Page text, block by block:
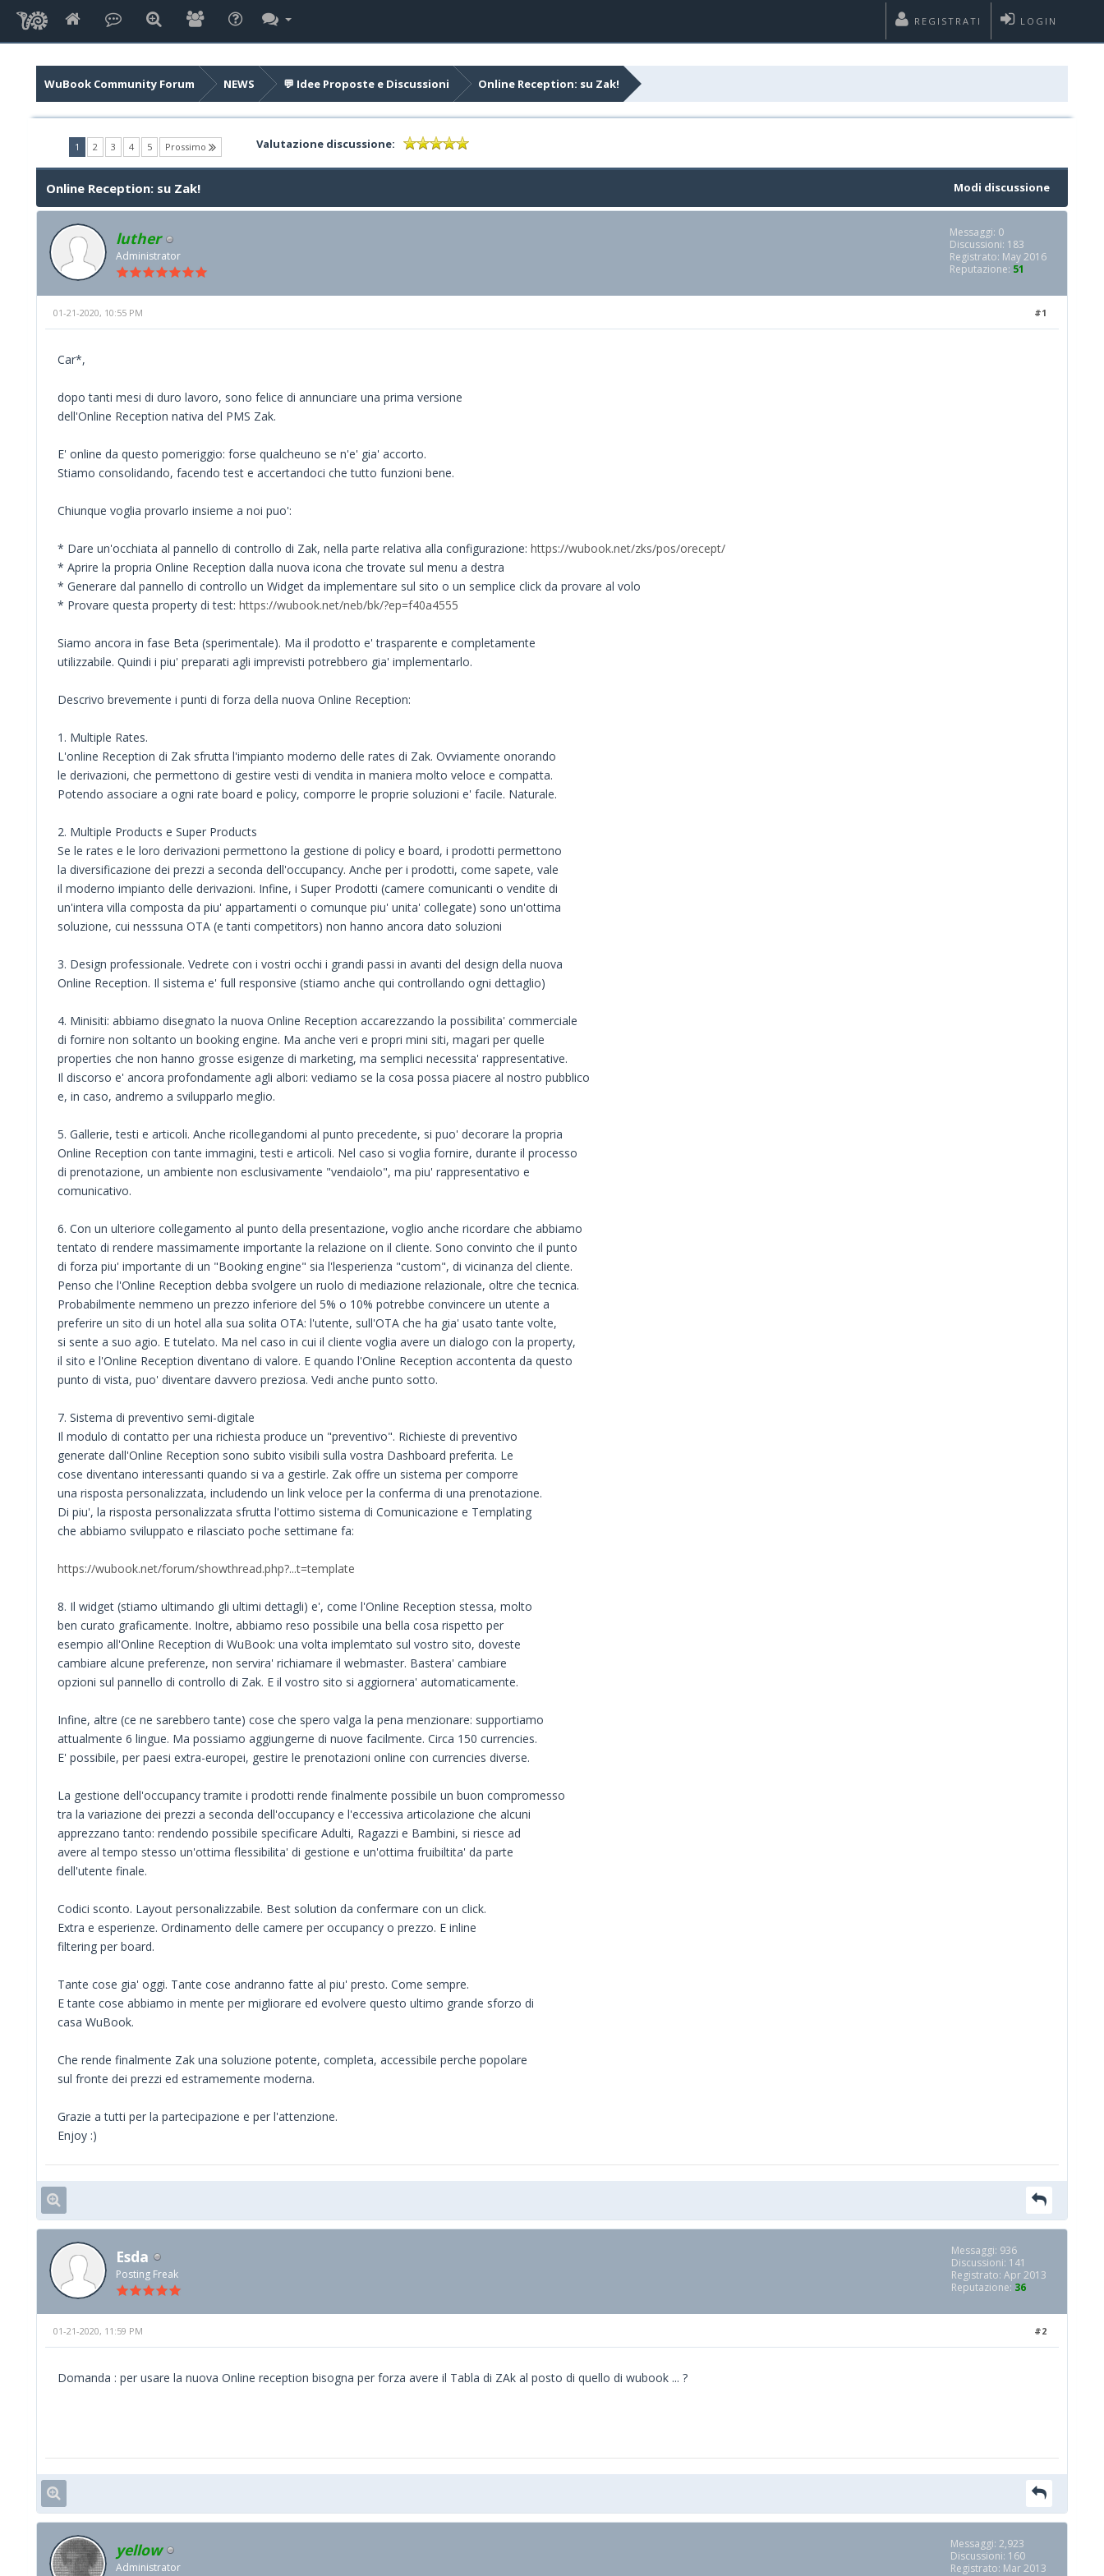
LOGIN
REGISTRATI
WuBook Community Forum NEWS 💬 Idee Proposte e Discussioni Online Reception: su Zak!
1 (current)
2 3 4 5 Prossimo Valutazione discussione:
Modi discussione
Online Reception: su Zak!
luther
Administrator
Messaggi: 0
Discussioni: 183
Registrato: May 2016
Reputazione: 51
#1
01-21-2020, 10:55 PM
Car*,
dopo tanti mesi di duro lavoro, sono felice di annunciare una prima versione
dell'Online Reception nativa del PMS Zak.
E' online da questo pomeriggio: forse qualcheuno se n'e' gia' accorto.
Stiamo consolidando, facendo test e accertandoci che tutto funzioni bene.
Chiunque voglia provarlo insieme a noi puo':
* Dare un'occhiata al pannello di controllo di Zak, nella parte relativa alla configurazione: https://wubook.net/zks/pos/orecept/
* Aprire la propria Online Reception dalla nuova icona che trovate sul menu a destra
* Generare dal pannello di controllo un Widget da implementare sul sito o un semplice click da provare al volo
* Provare questa property di test: https://wubook.net/neb/bk/?ep=f40a4555
Siamo ancora in fase Beta (sperimentale). Ma il prodotto e' trasparente e completamente
utilizzabile. Quindi i piu' preparati agli imprevisti potrebbero gia' implementarlo.
Descrivo brevemente i punti di forza della nuova Online Reception:
1. Multiple Rates.
L'online Reception di Zak sfrutta l'impianto moderno delle rates di Zak. Ovviamente onorando
le derivazioni, che permettono di gestire vesti di vendita in maniera molto veloce e compatta.
Potendo associare a ogni rate board e policy, comporre le proprie soluzioni e' facile. Naturale.
2. Multiple Products e Super Products
Se le rates e le loro derivazioni permettono la gestione di policy e board, i prodotti permettono
la diversificazione dei prezzi a seconda dell'occupancy. Anche per i prodotti, come sapete, vale
il moderno impianto delle derivazioni. Infine, i Super Prodotti (camere comunicanti o vendite di
un'intera villa composta da piu' appartamenti o comunque piu' unita' collegate) sono un'ottima
soluzione, cui nesssuna OTA (e tanti competitors) non hanno ancora dato soluzioni
3. Design professionale. Vedrete con i vostri occhi i grandi passi in avanti del design della nuova
Online Reception. Il sistema e' full responsive (stiamo anche qui controllando ogni dettaglio)
4. Minisiti: abbiamo disegnato la nuova Online Reception accarezzando la possibilita' commerciale
di fornire non soltanto un booking engine. Ma anche veri e propri mini siti, magari per quelle
properties che non hanno grosse esigenze di marketing, ma semplici necessita' rappresentative.
Il discorso e' ancora profondamente agli albori: vediamo se la cosa possa piacere al nostro pubblico
e, in caso, andremo a svilupparlo meglio.
5. Gallerie, testi e articoli. Anche ricollegandomi al punto precedente, si puo' decorare la propria
Online Reception con tante immagini, testi e articoli. Nel caso si voglia fornire, durante il processo
di prenotazione, un ambiente non esclusivamente "vendaiolo", ma piu' rappresentativo e
comunicativo.
6. Con un ulteriore collegamento al punto della presentazione, voglio anche ricordare che abbiamo
tentato di rendere massimamente importante la relazione on il cliente. Sono convinto che il punto
di forza piu' importante di un "Booking engine" sia l'lesperienza "custom", di vicinanza del cliente.
Penso che l'Online Reception debba svolgere un ruolo di mediazione relazionale, oltre che tecnica.
Probabilmente nemmeno un prezzo inferiore del 5% o 10% potrebbe convincere un utente a
preferire un sito di un hotel alla sua solita OTA: l'utente, sull'OTA che ha gia' usato tante volte,
si sente a suo agio. E tutelato. Ma nel caso in cui il cliente voglia avere un dialogo con la property,
il sito e l'Online Reception diventano di valore. E quando l'Online Reception accontenta da questo
punto di vista, puo' diventare davvero preziosa. Vedi anche punto sotto.
7. Sistema di preventivo semi-digitale
Il modulo di contatto per una richiesta produce un "preventivo". Richieste di preventivo
generate dall'Online Reception sono subito visibili sulla vostra Dashboard preferita. Le
cose diventano interessanti quando si va a gestirle. Zak offre un sistema per comporre
una risposta personalizzata, includendo un link veloce per la conferma di una prenotazione.
Di piu', la risposta personalizzata sfrutta l'ottimo sistema di Comunicazione e Templating
che abbiamo sviluppato e rilasciato poche settimane fa:
https://wubook.net/forum/showthread.php?...t=template
8. Il widget (stiamo ultimando gli ultimi dettagli) e', come l'Online Reception stessa, molto
ben curato graficamente. Inoltre, abbiamo reso possibile una bella cosa rispetto per
esempio all'Online Reception di WuBook: una volta implemtato sul vostro sito, doveste
cambiare alcune preferenze, non servira' richiamare il webmaster. Bastera' cambiare
opzioni sul pannello di controllo di Zak. E il vostro sito si aggiornera' automaticamente.
Infine, altre (ce ne sarebbero tante) cose che spero valga la pena menzionare: supportiamo
attualmente 6 lingue. Ma possiamo aggiungerne di nuove facilmente. Circa 150 currencies.
E' possibile, per paesi extra-europei, gestire le prenotazioni online con currencies diverse.
La gestione dell'occupancy tramite i prodotti rende finalmente possibile un buon compromesso
tra la variazione dei prezzi a seconda dell'occupancy e l'eccessiva articolazione che alcuni
apprezzano tanto: rendendo possibile specificare Adulti, Ragazzi e Bambini, si riesce ad
avere al tempo stesso un'ottima flessibilita' di gestione e un'ottima fruibiltita' da parte
dell'utente finale.
Codici sconto. Layout personalizzabile. Best solution da confermare con un click.
Extra e esperienze. Ordinamento delle camere per occupancy o prezzo. E inline
filtering per board.
Tante cose gia' oggi. Tante cose andranno fatte al piu' presto. Come sempre.
E tante cose abbiamo in mente per migliorare ed evolvere questo ultimo grande sforzo di
casa WuBook.
Che rende finalmente Zak una soluzione potente, completa, accessibile perche popolare
sul fronte dei prezzi ed estramemente moderna.
Grazie a tutti per la partecipazione e per l'attenzione.
Enjoy :)
Esda
Posting Freak
Messaggi: 936
Discussioni: 141
Registrato: Apr 2013
Reputazione: 36
#2
01-21-2020, 11:59 PM
Domanda : per usare la nuova Online reception bisogna per forza avere il Tabla di ZAk al posto di quello di wubook ... ?
yellow
Administrator
Messaggi: 2,923
Discussioni: 160
Registrato: Mar 2013